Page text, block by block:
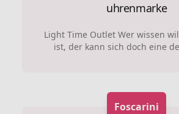
uhrenmarke
Light Time Outlet Wer wissen
ist, der kann sich doch eine
Foscarini